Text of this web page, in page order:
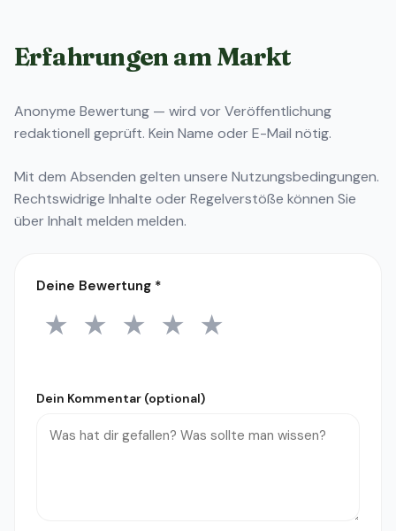
Erfahrungen am Markt
Anonyme Bewertung — wird vor Veröffentlichung
redaktionell geprüft. Kein Name oder E-Mail nötig.
Mit dem Absenden gelten unsere Nutzungsbedingungen.
Rechtswidrige Inhalte oder Regelverstöße können Sie
überInhalt melden melden.
Deine Bewertung *
1 Stern
★ 2 Sterne
★ 3 Sterne
★ 4 Sterne
★ 5 Sterne
★
Dein Kommentar (optional)